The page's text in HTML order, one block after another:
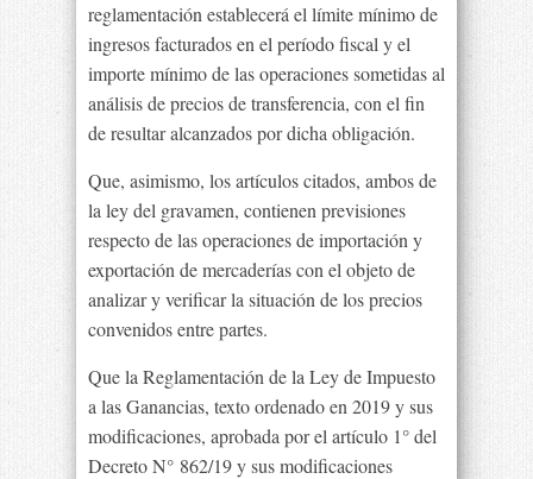
reglamentación establecerá el límite mínimo de
ingresos facturados en el período fiscal y el
importe mínimo de las operaciones sometidas al
análisis de precios de transferencia, con el fin
de resultar alcanzados por dicha obligación.
Que, asimismo, los artículos citados, ambos de
la ley del gravamen, contienen previsiones
respecto de las operaciones de importación y
exportación de mercaderías con el objeto de
analizar y verificar la situación de los precios
convenidos entre partes.
Que la Reglamentación de la Ley de Impuesto
a las Ganancias, texto ordenado en 2019 y sus
modificaciones, aprobada por el artículo 1° del
Decreto N° 862/19 y sus modificaciones